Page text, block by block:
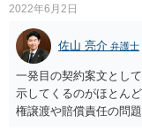
2022年6月2日
佐山 亮介 弁護士
一発目の契約案文とし
示してくるのがほとん
権譲渡や賠償責任の問